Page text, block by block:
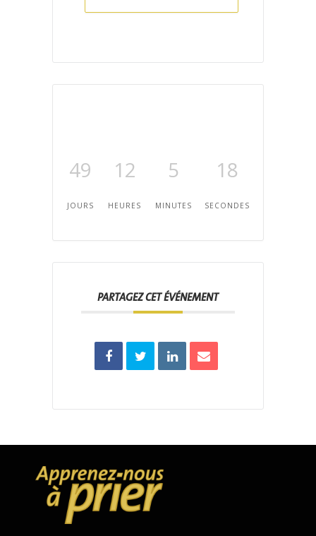
49
JOURS
12
HEURES
5
MINUTES
17
SECONDES
PARTAGEZ CET ÉVÉNEMENT